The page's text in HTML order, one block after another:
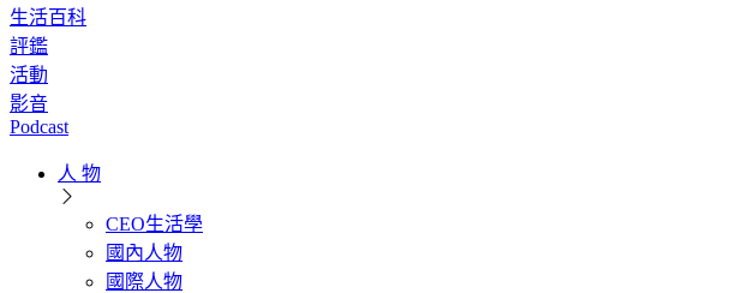
生活百科
評鑑
活動
影音
Podcast
人 物
CEO生活學
國內人物
國際人物